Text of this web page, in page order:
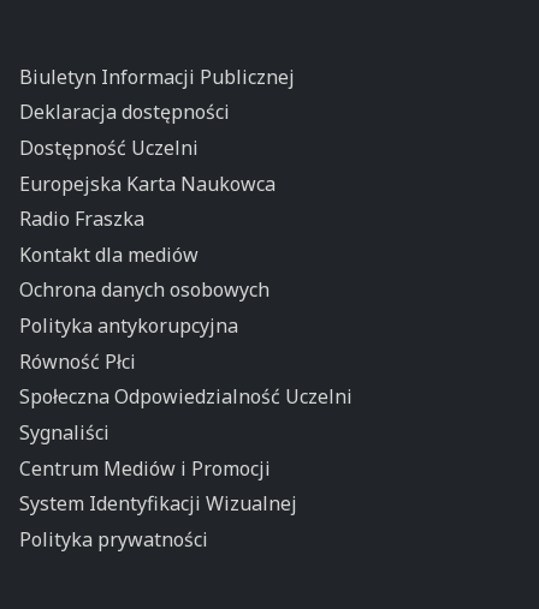
Biuletyn Informacji Publicznej
Deklaracja dostępności
Dostępność Uczelni
Europejska Karta Naukowca
Radio Fraszka
Kontakt dla mediów
Ochrona danych osobowych
Polityka antykorupcyjna
Równość Płci
Społeczna Odpowiedzialność Uczelni
Sygnaliści
Centrum Mediów i Promocji
System Identyfikacji Wizualnej
Polityka prywatności